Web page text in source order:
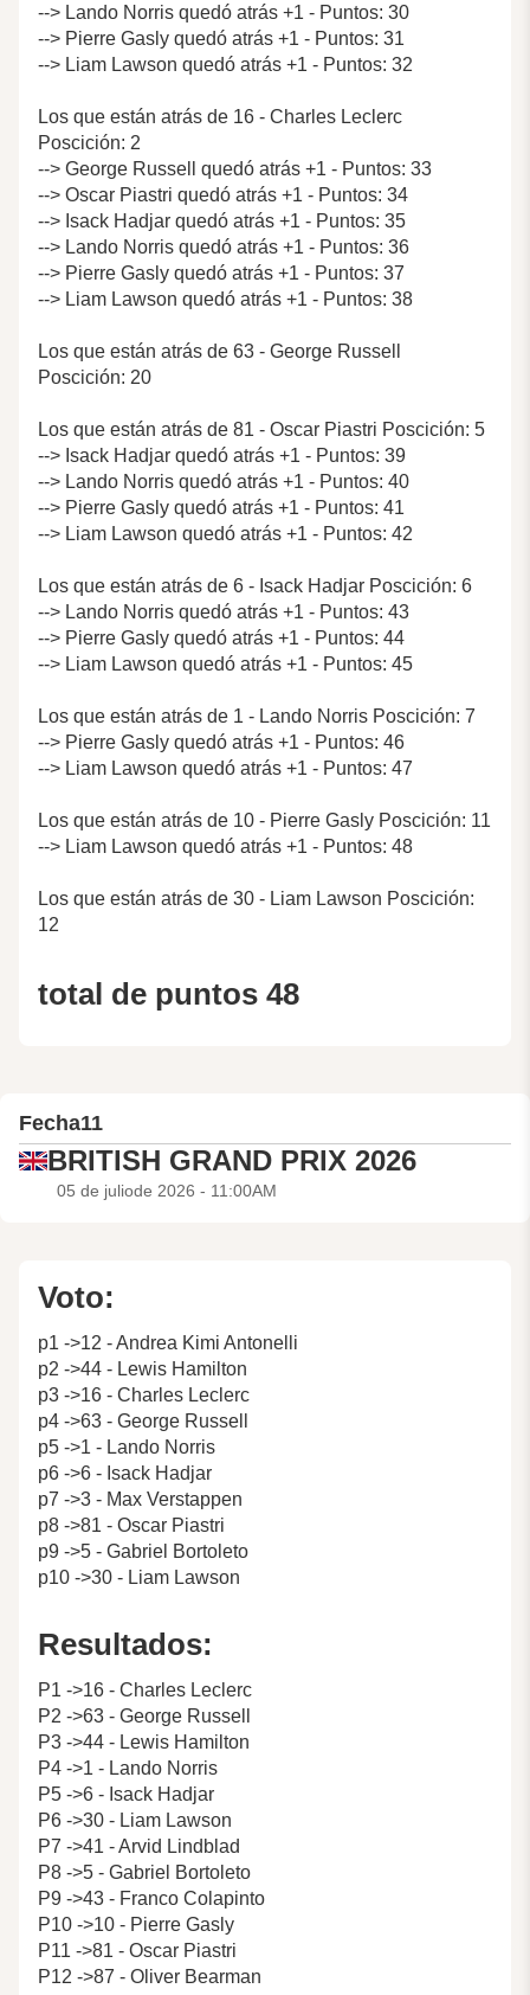
--> Lando Norris quedó atrás +1 - Puntos: 30
--> Pierre Gasly quedó atrás +1 - Puntos: 31
--> Liam Lawson quedó atrás +1 - Puntos: 32
Los que están atrás de 16 - Charles Leclerc
Poscición: 2
--> George Russell quedó atrás +1 - Puntos: 33
--> Oscar Piastri quedó atrás +1 - Puntos: 34
--> Isack Hadjar quedó atrás +1 - Puntos: 35
--> Lando Norris quedó atrás +1 - Puntos: 36
--> Pierre Gasly quedó atrás +1 - Puntos: 37
--> Liam Lawson quedó atrás +1 - Puntos: 38
Los que están atrás de 63 - George Russell
Poscición: 20
Los que están atrás de 81 - Oscar Piastri Poscición: 5
--> Isack Hadjar quedó atrás +1 - Puntos: 39
--> Lando Norris quedó atrás +1 - Puntos: 40
--> Pierre Gasly quedó atrás +1 - Puntos: 41
--> Liam Lawson quedó atrás +1 - Puntos: 42
Los que están atrás de 6 - Isack Hadjar Poscición: 6
--> Lando Norris quedó atrás +1 - Puntos: 43
--> Pierre Gasly quedó atrás +1 - Puntos: 44
--> Liam Lawson quedó atrás +1 - Puntos: 45
Los que están atrás de 1 - Lando Norris Poscición: 7
--> Pierre Gasly quedó atrás +1 - Puntos: 46
--> Liam Lawson quedó atrás +1 - Puntos: 47
Los que están atrás de 10 - Pierre Gasly Poscición: 11
--> Liam Lawson quedó atrás +1 - Puntos: 48
Los que están atrás de 30 - Liam Lawson Poscición:
12
total de puntos 48
Fecha11
BRITISH GRAND PRIX 2026
05 de juliode 2026 - 11:00AM
Voto:
p1 ->12 - Andrea Kimi Antonelli
p2 ->44 - Lewis Hamilton
p3 ->16 - Charles Leclerc
p4 ->63 - George Russell
p5 ->1 - Lando Norris
p6 ->6 - Isack Hadjar
p7 ->3 - Max Verstappen
p8 ->81 - Oscar Piastri
p9 ->5 - Gabriel Bortoleto
p10 ->30 - Liam Lawson
Resultados:
P1 ->16 - Charles Leclerc
P2 ->63 - George Russell
P3 ->44 - Lewis Hamilton
P4 ->1 - Lando Norris
P5 ->6 - Isack Hadjar
P6 ->30 - Liam Lawson
P7 ->41 - Arvid Lindblad
P8 ->5 - Gabriel Bortoleto
P9 ->43 - Franco Colapinto
P10 ->10 - Pierre Gasly
P11 ->81 - Oscar Piastri
P12 ->87 - Oliver Bearman